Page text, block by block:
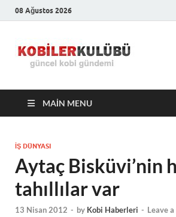
08 Ağustos 2026
MAIN MENU
İŞ DÜNYASI
Aytaç Bisküvi’nin
tahıllılar var
13 Nisan 2012 - by Kobi Haberleri - Leave